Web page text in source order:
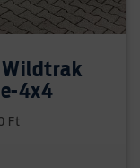
Wildtrak
4x4
Ft